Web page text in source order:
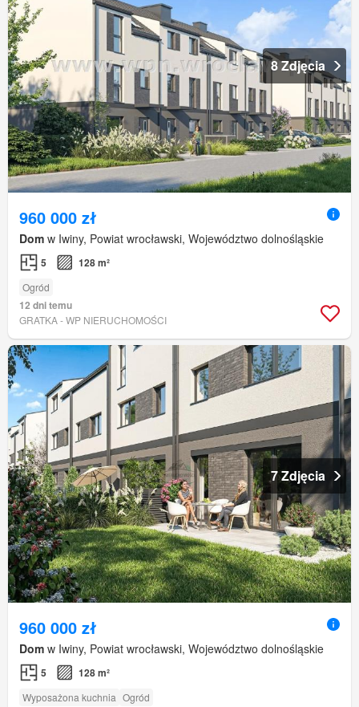
8 Zdjęcia
960 000 zł
Dom w Iwiny, Powiat wrocławski, Województwo dolnośląskie
5 128 m²
Ogród
12 dni temu
GRATKA - WP NIERUCHOMOŚCI
7 Zdjęcia
960 000 zł
Dom w Iwiny, Powiat wrocławski, Województwo dolnośląskie
5 128 m²
Wyposażona kuchnia Ogród